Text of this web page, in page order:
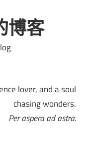
博客
lover, and a soul
chasing wonders.
Per aspera ad astra.